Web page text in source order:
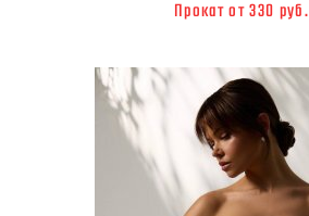
Прокат от 330 руб.